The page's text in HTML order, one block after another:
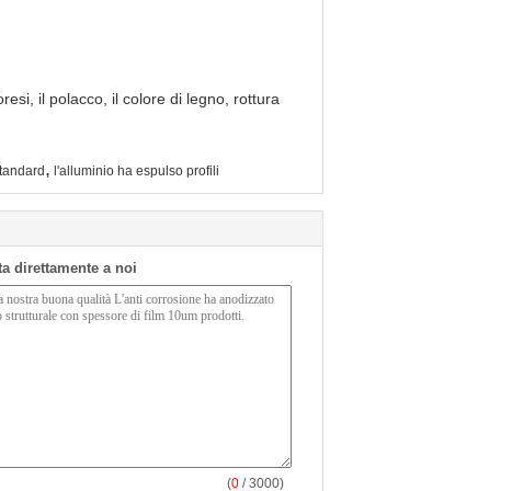
il polacco, il colore di legno, rottura
, l'alluminio ha espulso profili
direttamente a noi
(0 / 3000)